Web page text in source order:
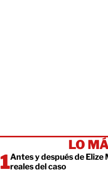
LO
Antes y después de Elize
reales del caso